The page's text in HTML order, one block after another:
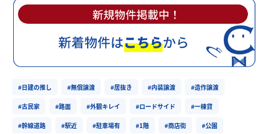
#日建の推し #無償譲渡 #居抜き #内装譲渡 #造作譲渡
#古民家 #路面 #外観キレイ #ロードサイド #一棟貸
#幹線道路 #駅近 #駐車場有 #1階 #商店街 #公園